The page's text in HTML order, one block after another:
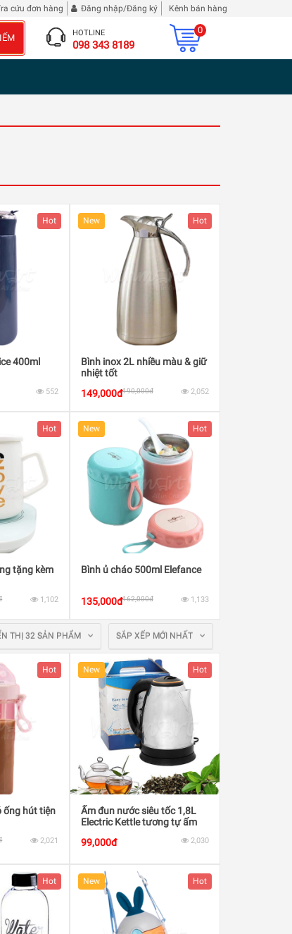
tôi | 2 chai Rượu Vang Hibiscus Roselle
cứu đơn hàng Đăng nhập/Đăng ký Kênh bán hàng
HOTLINE
098 343 8189
0
Hot
400ml
552
New Hot
Bình inox 2L nhiều màu & giữ
nhiệt tốt
149,000đ190,000đ 2,052
Hot
tặng kèm
1,102
New Hot
Bình ủ cháo 500ml Elefance
135,000đ162,000đ 1,133
SẮP XẾP MỚI NHẤT
THỊ 32 SẢN PHẨM
Hot
ống hút tiện
2,021
New Hot
Ấm đun nước siêu tốc 1,8L
Electric Kettle tương tự ấm
99,000đ
2,030
Hot New Hot